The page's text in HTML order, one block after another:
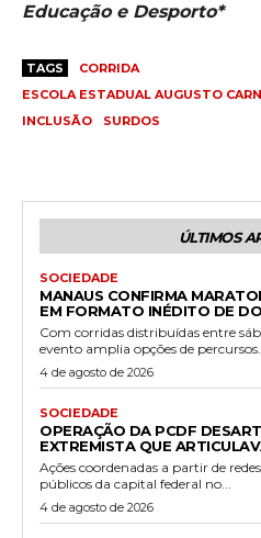
Educação e Desporto*
TAGS
CORRIDA
ESCOLA ESTADUAL AUGUSTO
INCLUSÃO
SURDOS
ÚLTIMOS
SOCIEDADE
MANAUS CONFIRMA
EM FORMATO INÉDITO DE
Com corridas distribuídas entre
evento amplia opções de percursos...
4 de agosto de 2026
SOCIEDADE
OPERAÇÃO DA PCDF
EXTREMISTA QUE
Ações coordenadas a partir de
públicos da capital federal no...
4 de agosto de 2026